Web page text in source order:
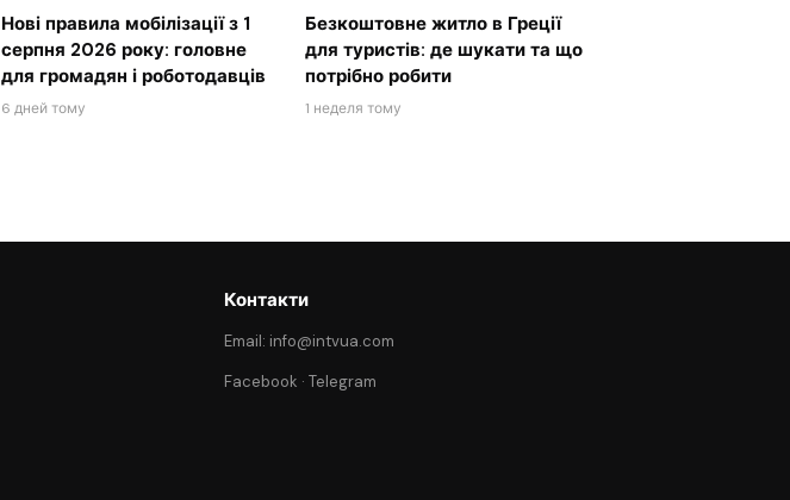
Нові правила мобілізації з 1
серпня 2026 року: головне
для громадян і роботодавців
6 дней тому
Безкоштовне житло в Греції
для туристів: де шукати та що
потрібно робити
1 неделя тому
Контакти
Email: info@intvua.com
Facebook ·Telegram